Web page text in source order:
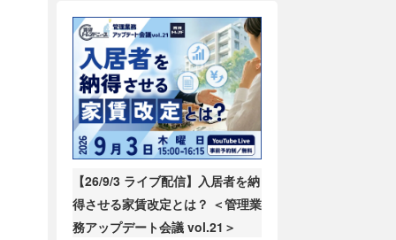
【26/9/3 ライブ配信】入居者を納
得させる家賃改定とは？ ＜管理業
務アップデート会議 vol.21＞